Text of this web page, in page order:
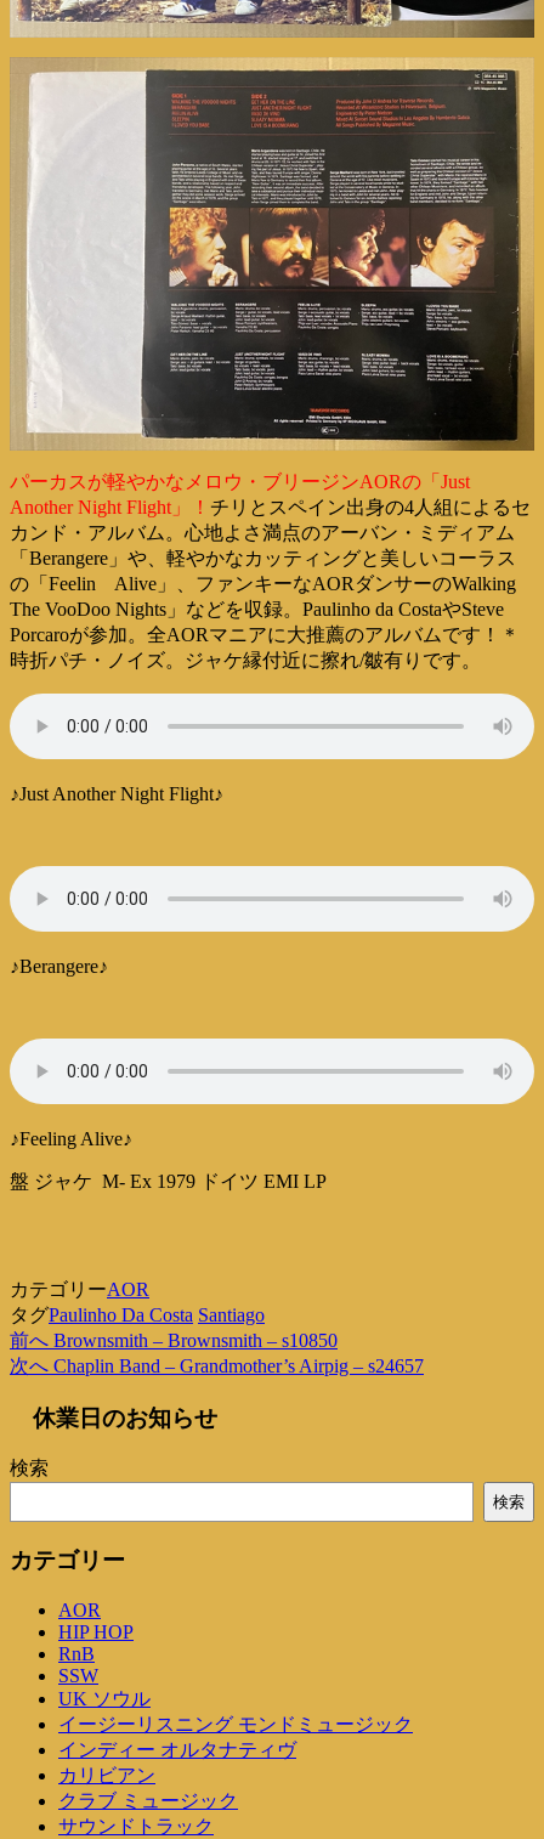
パーカスが軽やかなメロウ・ブリージンAORの「Just
Another Night Flight」！ チリとスペイン出身の4人組によるセ
カンド・アルバム。心地よさ満点のアーバン・ミディアム
「Berangere」や、軽やかなカッティングと美しいコーラス
の「Feelin Alive」、ファンキーなAORダンサーのWalking
The VooDoo Nights」などを収録。Paulinho da CostaやSteve
Porcaroが参加。全AORマニアに大推薦のアルバムです！＊
時折パチ・ノイズ。ジャケ縁付近に擦れ/皺有りです。
♪Just Another Night Flight♪
♪Berangere♪
♪Feeling Alive♪
盤 ジャケ M- Ex 1979 ドイツ EMI LP
カテゴリーAOR
タグPaulinho Da Costa Santiago
投
稿
ナ
ビ
シ
過
去
前へ Brownsmith – Brownsmith – s10850
次
次へ Chaplin Band – Grandmother’s Airpig – s24657
休業日のお知らせ
検索
検索
カテゴリー
AOR
HIP HOP
RnB
SSW
UK ソウル
イージーリスニング モンドミュージック
インディー オルタナティヴ
カリビアン
クラブ ミュージック
サウンドトラック